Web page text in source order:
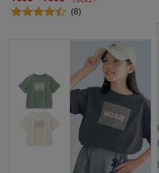
(8)